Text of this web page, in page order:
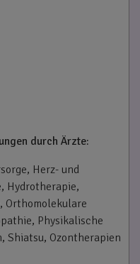
durch Ärzte:
Herz- und
Hydrotherapie,
Orthomolekulare
Physikalische
Shiatsu, Ozontherapien